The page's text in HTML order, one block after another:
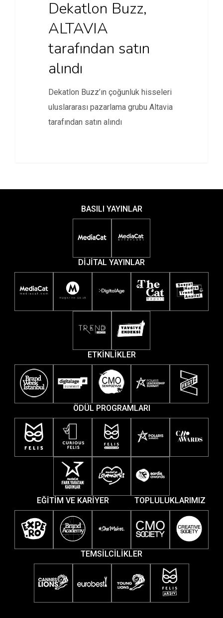
Dekatlon Buzz,
ALTAVIA
tarafından satın
alındı
Dekatlon Buzz’ın çoğunluk hisseleri
uluslararası pazarlama grubu Altavia
tarafından satın alındı
BASILI YAYINLAR
DİJİTAL YAYINLAR
ETKİNLİKLER
ÖDÜL PROGRAMLARI
EĞİTİM VE KARİYER TOPLULUKLARIMIZ
TEMSİLCİLİKLER